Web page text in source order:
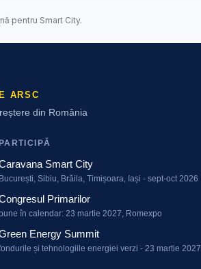
pentru Smart City.
ARSC
din România
PARTICIPĂ
Smart City
București, Sibiu, Brăila, Timișoara, Iași - sept-oct 2026
Primarilor
în calendar: 23 martie 2027, Romexpo
Energy Summit
și tehnologiile energiei verzi - 23 martie 2027